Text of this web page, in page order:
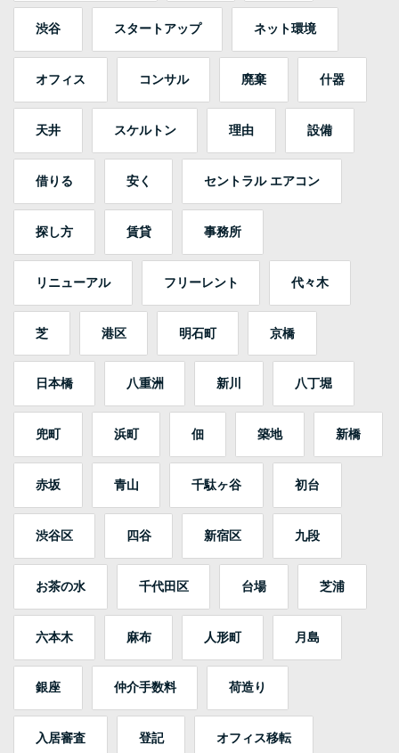
渋谷 スタートアップ ネット環境
オフィス コンサル 廃棄 什器
天井 スケルトン 理由 設備
借りる 安く セントラル エアコン
探し方 賃貸 事務所
リニューアル フリーレント 代々木
芝 港区 明石町 京橋
日本橋 八重洲 新川 八丁堀
兜町 浜町 佃 築地 新橋
赤坂 青山 千駄ヶ谷 初台
渋谷区 四谷 新宿区 九段
お茶の水 千代田区 台場 芝浦
六本木 麻布 人形町 月島
銀座 仲介手数料 荷造り
入居審査 登記 オフィス移転